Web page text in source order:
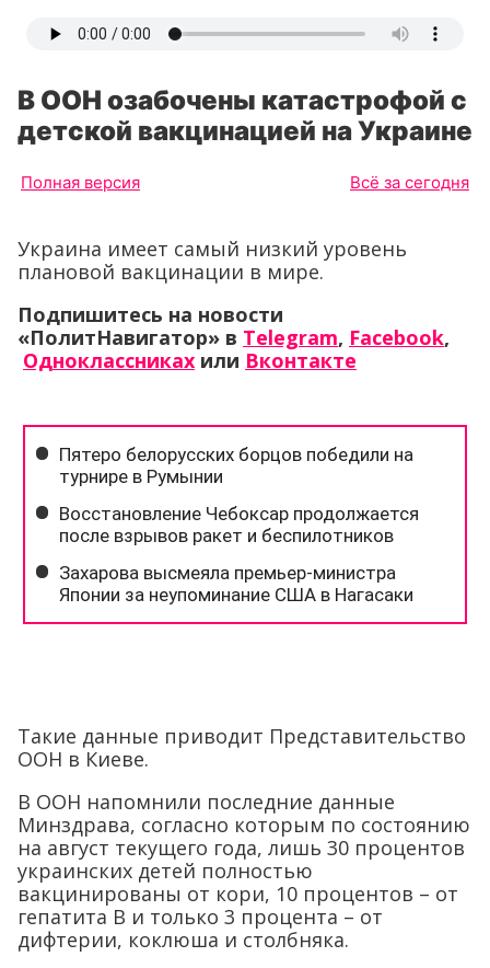
В ООН озабочены катастрофой с
детской вакцинацией на Украине
Полная версия Всё за сегодня
Украина имеет самый низкий уровень
плановой вакцинации в мире.
Подпишитесь на новости
«ПолитНавигатор» в Telegram, Facebook,
Одноклассниках или Вконтакте
Такие данные приводит Представительство
ООН в Киеве.
В ООН напомнили последние данные
Минздрава, согласно которым по состоянию
на август текущего года, лишь 30 процентов
украинских детей полностью
вакцинированы от кори, 10 процентов – от
гепатита В и только 3 процента – от
дифтерии, коклюша и столбняка.